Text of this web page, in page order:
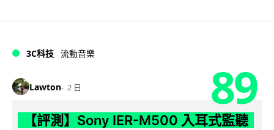
3C科技 流動音樂
Lawton 2 日 89
【評測】Sony IER-M500 入耳式監聽